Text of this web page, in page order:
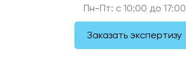
Пн-Пт: c 10:00 до 17:00
Заказать экспертизу